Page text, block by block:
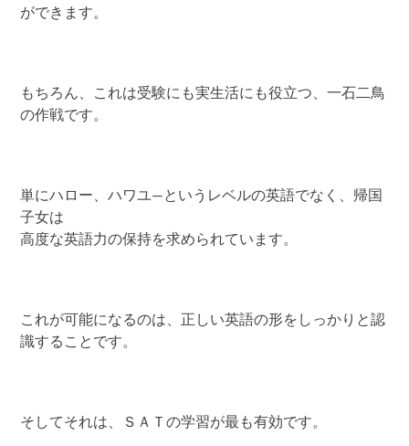
ができます。
もちろん、これは受験にも実生活にも役立つ、一石二鳥
の作戦です。
単にハロー、ハワユ―というレベルの英語でなく、帰国
子女は
高度な英語力の保持を求められています。
これが可能になるのは、正しい英語の形をしっかりと認
識することです。
そしてそれは、ＳＡＴの学習が最も有効です。